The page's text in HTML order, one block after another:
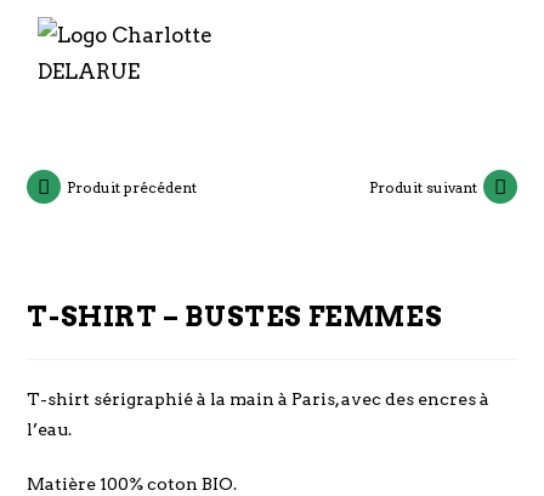
Produit précédent Produit suivant
T-SHIRT – BUSTES FEMMES
T-shirt sérigraphié à la main à Paris, avec des encres à
l’eau.
Matière 100% coton BIO.